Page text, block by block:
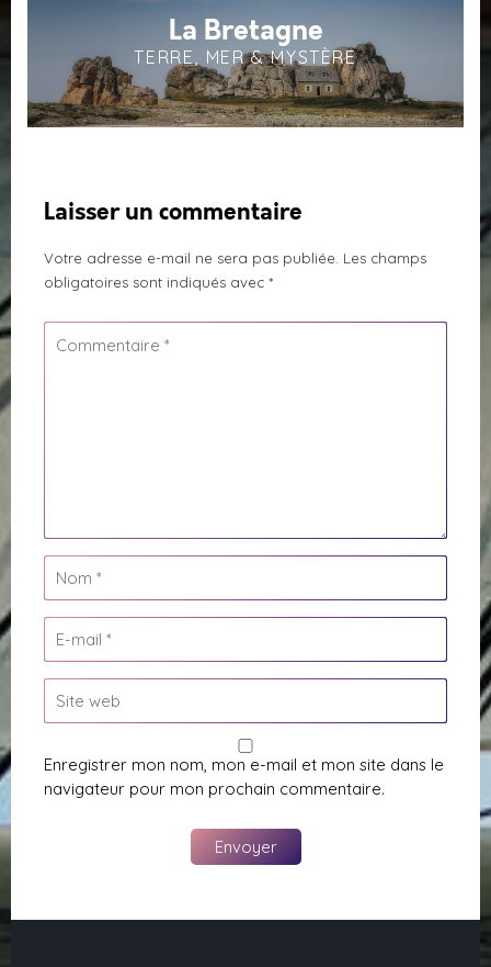
La Bretagne
TERRE, MER & MYSTÈRE
Laisser un commentaire
Votre adresse e-mail ne sera pas publiée. Les champs
obligatoires sont indiqués avec *
Enregistrer mon nom, mon e-mail et mon site dans le
navigateur pour mon prochain commentaire.